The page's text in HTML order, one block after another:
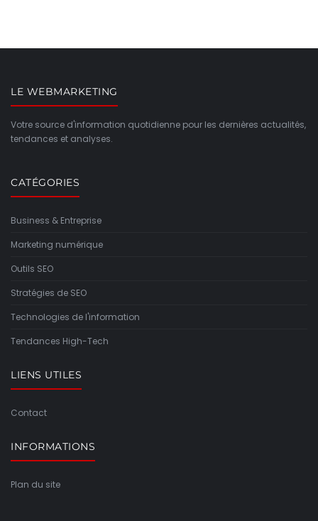
LE WEBMARKETING
Votre source d'information quotidienne pour les dernières actualités,
tendances et analyses.
CATÉGORIES
Business & Entreprise
Marketing numérique
Outils SEO
Stratégies de SEO
Technologies de l'information
Tendances High-Tech
LIENS UTILES
Contact
INFORMATIONS
Plan du site